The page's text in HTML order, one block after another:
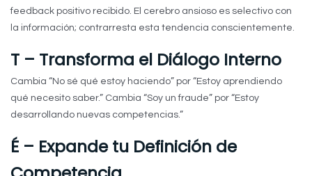
feedback positivo recibido. El cerebro ansioso es selectivo con
la información; contrarresta esta tendencia conscientemente.
T – Transforma el Diálogo Interno
Cambia “No sé qué estoy haciendo” por “Estoy aprendiendo
qué necesito saber.” Cambia “Soy un fraude” por “Estoy
desarrollando nuevas competencias.”
É – Expande tu Definición de